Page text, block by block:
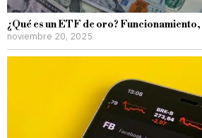
¿Qué es un ETF de oro?
noviembre 20, 2025